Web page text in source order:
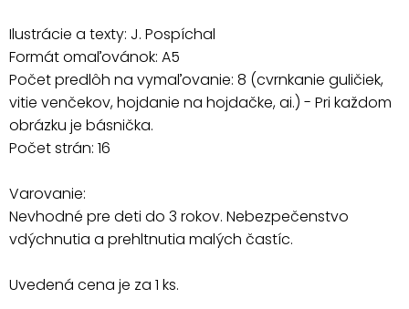
Ilustrácie a texty: J. Pospíchal
Formát omaľovánok: A5
Počet predlôh na vymaľovanie: 8 (cvrnkanie guličiek,
vitie venčekov, hojdanie na hojdačke, ai.) - Pri každom
obrázku je básnička.
Počet strán: 16
Varovanie:
Nevhodné pre deti do 3 rokov. Nebezpečenstvo
vdýchnutia a prehltnutia malých častíc.
Uvedená cena je za 1 ks.